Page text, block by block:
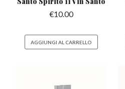
€10.00
AGGIUNGI AL CARRELLO